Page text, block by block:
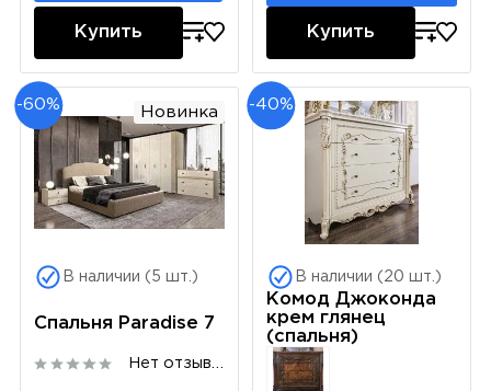
Купить Купить
-60% Новинка
В наличии (5 шт.)
Спальня Paradise 7
-40%
В наличии (20 шт.)
Комод Джоконда
крем глянец
(спальня)